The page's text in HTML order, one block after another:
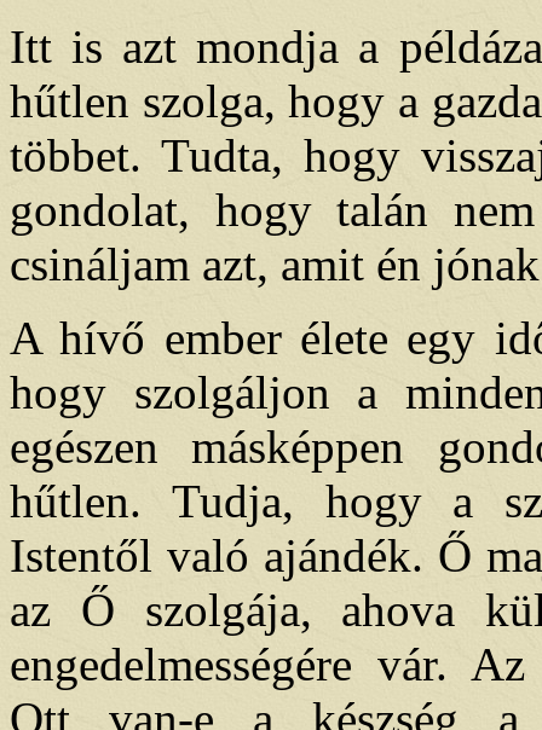
Itt is azt mondja a
hűtlen szolga, hogy a
többet. Tudta, hogy
gondolat, hogy talán
csináljam azt, amit én
A hívő ember élete egy
hogy szolgáljon a
egészen másképpen
hűtlen. Tudja, hogy a
Istentől való ajándék. Ő
az Ő szolgája, ahova
engedelmességére vár.
Ott van-e a készség a